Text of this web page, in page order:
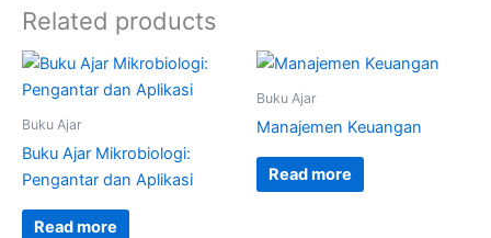
Related products
Buku Ajar
Buku Ajar Mikrobiologi:
Pengantar dan Aplikasi
Read more
Buku Ajar
Manajemen Keuangan
Read more